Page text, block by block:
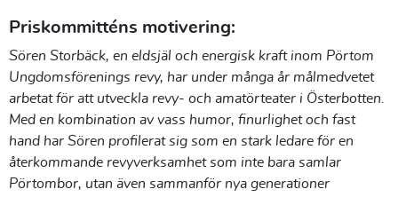
Priskommitténs motivering:
Sören Storbäck, en eldsjäl och energisk kraft inom Pörtom
Ungdomsförenings revy, har under många år målmedvetet
arbetat för att utveckla revy- och amatörteater i Österbotten.
Med en kombination av vass humor, finurlighet och fast
hand har Sören profilerat sig som en stark ledare för en
återkommande revyverksamhet som inte bara samlar
Pörtombor, utan även sammanför nya generationer